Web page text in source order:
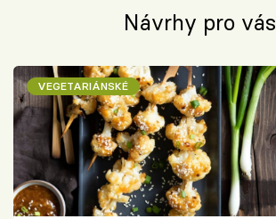
Návrhy pro vás
VEGETARIÁNSKÉ